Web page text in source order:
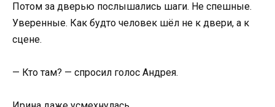
Потом за дверью послышались шаги. Не спешные.
Уверенные. Как будто человек шёл не к двери, а к
сцене.
— Кто там? — спросил голос Андрея.